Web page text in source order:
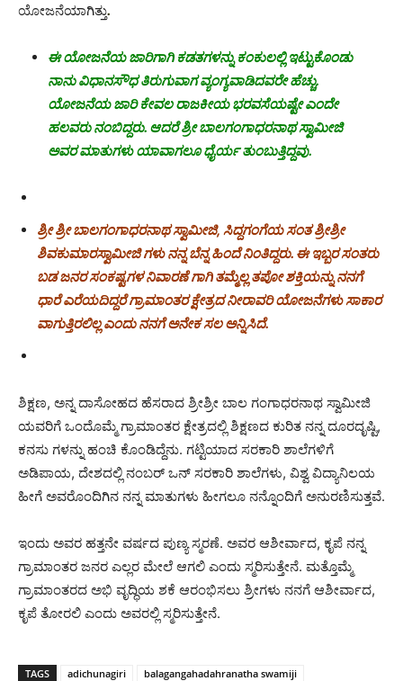
ಯೋಜನೆಯಾಗಿತ್ತು.
ಈ ಯೋಜನೆಯ ಜಾರಿಗಾಗಿ ಕಡತಗಳನ್ನು ಕಂಕುಲಲ್ಲಿ ಇಟ್ಟುಕೊಂಡು
ನಾನು ವಿಧಾನಸೌಧ ತಿರುಗುವಾಗ ವ್ಯಂಗ್ಯವಾಡಿದವರೇ ಹೆಚ್ಚು.
ಯೋಜನೆಯ ಜಾರಿ ಕೇವಲ ರಾಜಕೀಯ ಭರವಸೆಯಷ್ಟೇ ಎಂದೇ
ಹಲವರು ನಂಬಿದ್ದರು. ಆದರೆ ಶ್ರೀ ಬಾಲಗಂಗಾಧರನಾಥ ಸ್ವಾಮೀಜಿ
ಅವರ ಮಾತುಗಳು ಯಾವಾಗಲೂ ಧೈರ್ಯ ತುಂಬುತ್ತಿದ್ದವು.
ಶ್ರೀ ಶ್ರೀ ಬಾಲಗಂಗಾಧರನಾಥ ಸ್ವಾಮೀಜಿ, ಸಿದ್ದಗಂಗೆಯ ಸಂತ ಶ್ರೀಶ್ರೀ
ಶಿವಕುಮಾರಸ್ವಾಮೀಜಿ ಗಳು ನನ್ನ ಬೆನ್ನ ಹಿಂದೆ ನಿಂತಿದ್ದರು. ಈ ಇಬ್ಬರ ಸಂತರು
ಬಡ ಜನರ ಸಂಕಷ್ಟಗಳ ನಿವಾರಣೆ ಗಾಗಿ ತಮ್ಮೆಲ್ಲ ತಪೋ ಶಕ್ತಿಯನ್ನು ನನಗೆ
ಧಾರೆ ಎರೆಯದಿದ್ದರೆ ಗ್ರಾಮಾಂತರ ಕ್ಷೇತ್ರದ ನೀರಾವರಿ ಯೋಜನೆಗಳು ಸಾಕಾರ
ವಾಗುತ್ತಿರಲಿಲ್ಲ ಎಂದು ನನಗೆ ಅನೇಕ ಸಲ ಅನ್ನಿಸಿದೆ.
ಶಿಕ್ಷಣ, ಅನ್ನ ದಾಸೋಹದ ಹೆಸರಾದ ಶ್ರೀಶ್ರೀ ಬಾಲ ಗಂಗಾಧರನಾಥ ಸ್ವಾಮೀಜಿ
ಯವರಿಗೆ ಒಂದೊಮ್ಮೆ ಗ್ರಾಮಾಂತರ ಕ್ಷೇತ್ರದಲ್ಲಿ ಶಿಕ್ಷಣದ ಕುರಿತ ನನ್ನ ದೂರದೃಷ್ಟಿ,
ಕನಸು ಗಳನ್ನು ಹಂಚಿ ಕೊಂಡಿದ್ದೆನು. ಗಟ್ಟಿಯಾದ ಸರಕಾರಿ ಶಾಲೆಗಳಿಗೆ
ಅಡಿಪಾಯ, ದೇಶದಲ್ಲಿ ನಂಬರ್ ಒನ್ ಸರಕಾರಿ ಶಾಲೆಗಳು, ವಿಶ್ವ ವಿದ್ಯಾನಿಲಯ
ಹೀಗೆ ಅವರೊಂದಿಗಿನ ನನ್ನ ಮಾತುಗಳು ಹೀಗಲೂ ನನ್ನೊಂದಿಗೆ ಅನುರಣಿಸುತ್ತವೆ.
ಇಂದು ಅವರ ಹತ್ತನೇ ವರ್ಷದ ಪುಣ್ಯ ಸ್ಮರಣೆ. ಅವರ ಆಶೀರ್ವಾದ, ಕೃಪೆ ನನ್ನ
ಗ್ರಾಮಾಂತರ ಜನರ ಎಲ್ಲರ ಮೇಲೆ ಆಗಲಿ ಎಂದು ಸ್ಮರಿಸುತ್ತೇನೆ. ಮತ್ತೊಮ್ಮೆ
ಗ್ರಾಮಾಂತರದ ಅಭಿ ವೃದ್ಧಿಯ ಶಕೆ ಆರಂಭಿಸಲು ಶ್ರೀಗಳು ನನಗೆ ಆಶೀರ್ವಾದ,
ಕೃಪೆ ತೋರಲಿ ಎಂದು ಅವರಲ್ಲಿ ಸ್ಮರಿಸುತ್ತೇನೆ.
TAGS adichunagiri balagangahadahranatha swamiji